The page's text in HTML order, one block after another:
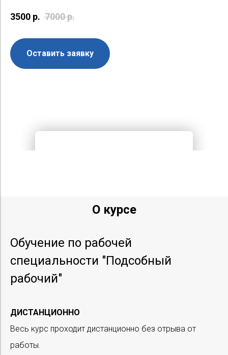
3500 р. 7000р.
Оставить заявку
О курсе
Обучение по рабочей
специальности "Подсобный
рабочий"
ДИСТАНЦИОННО
Весь курс проходит дистанционно без отрыва от
работы.